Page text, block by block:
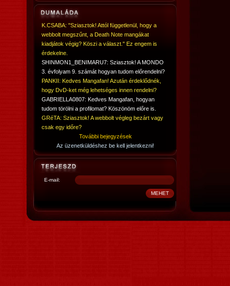
K.CSABA: "Sziasztok! Attól függetlenül, hogy a
webbolt megszűnt, a Death Note mangákat
kiadjátok végig? Köszi a választ." Ez engem is
érdekelne.
SHINMON1_BENIMARU7: Sziasztok! A MONDO
3. évfolyam 9. számát hogyan tudom előrendelni?
PANKII: Kedves Mangafan! Azután érdeklődnék,
hogy DvD-ket még lehetséges innen rendelni?
GABRIELLA0807: Kedves Mangafan, hogyan
tudom törölni a profilomat? Köszönöm előre is.
GRéTA: Sziasztok! A webbolt végleg bezárt vagy
csak egy időre?
További bejegyzések
Az üzenetküldéshez be kell jelentkezni!
E-mail: